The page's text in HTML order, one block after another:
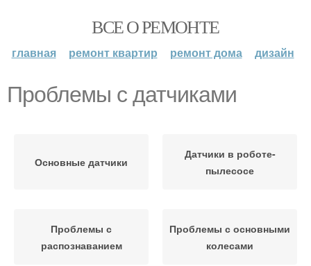
ВСЕ О РЕМОНТЕ
главная ремонт квартир ремонт дома дизайн
Проблемы с датчиками
Основные датчики
Датчики в роботе-
пылесосе
Проблемы с
распознаванием
Проблемы с основными
колесами